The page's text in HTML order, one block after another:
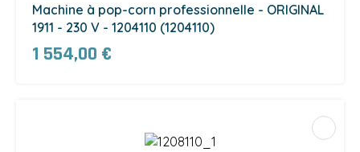
Machine à pop-corn professionnelle - ORIGINAL
1911 - 230 V - 1204110 (1204110)
1 554,00 €